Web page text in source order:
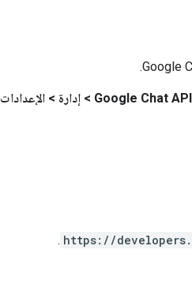
Google Chat API
> إدارة > الإعدادات
https://
.